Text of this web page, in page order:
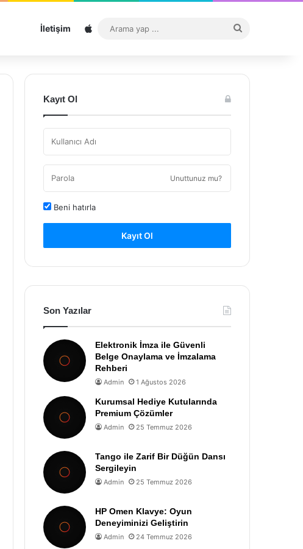
İletişim Sitemap
...
Kayıt Ol
Unuttunuz mu?
Beni hatırla
Kayıt Ol
Son Yazılar
Elektronik İmza ile Güvenli
Belge Onaylama ve İmzalama
Rehberi
Admin 1 Ağustos 2026
Kurumsal Hediye Kutularında
Premium Çözümler
Admin 25 Temmuz 2026
Tango ile Zarif Bir Düğün Dansı
Sergileyin
Admin 25 Temmuz 2026
HP Omen Klavye: Oyun
Deneyiminizi Geliştirin
Admin 24 Temmuz 2026